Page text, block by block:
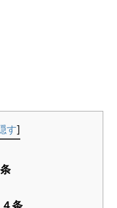
す]
条